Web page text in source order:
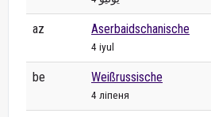
az Aserbaidschanische
4 iyul
be Weißrussische
4 ліпеня